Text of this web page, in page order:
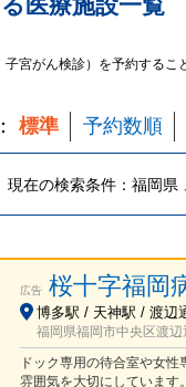
宮がん検診） を予約するこ
標準 予約数順
現在の検索条件： 福岡県
広告 桜十字福岡
博多駅 / 天神駅 / 渡辺
福岡県福岡市中央区渡
ドック専用の待合室や女
雰囲気を大切にしています